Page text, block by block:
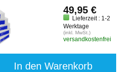
49,95 €
Lieferzeit : 1-2
Werktage
(inkl. MwSt.)
versandkostenfrei
In den Warenkorb